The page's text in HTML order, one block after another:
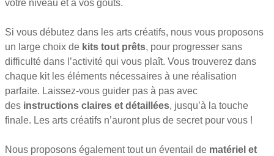
votre niveau et à vos goûts.
Si vous débutez dans les arts créatifs, nous vous proposons
un large choix de kits tout prêts, pour progresser sans
difficulté dans l’activité qui vous plaît. Vous trouverez dans
chaque kit les éléments nécessaires à une réalisation
parfaite. Laissez-vous guider pas à pas avec
des instructions claires et détaillées, jusqu’à la touche
finale. Les arts créatifs n’auront plus de secret pour vous !
Nous proposons également tout un éventail de matériel et